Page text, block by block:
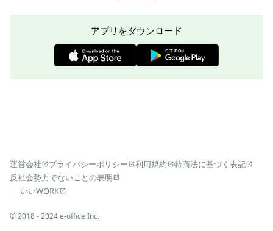
アプリをダウンロード
運営会社 プライバシーポリシー 利用規約
特商法に基づく表記
反社会勢力でないことの表明
いいWORK
©︎ 2018 - 2024 e-office Inc.